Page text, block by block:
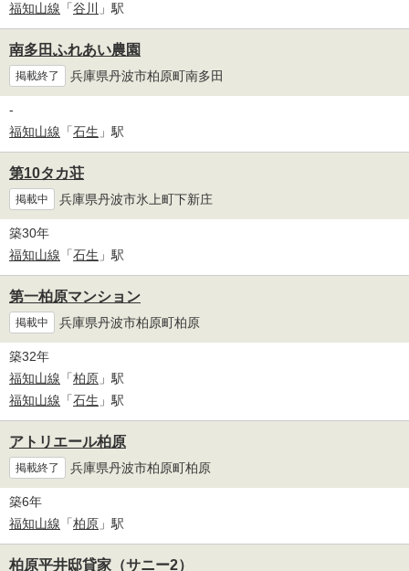
福知山線 「谷川 」駅
南多田ふれあい農園
掲載終了 兵庫県丹波市柏原町南多田
-
福知山線 「石生 」駅
第10タカ荘
掲載中 兵庫県丹波市氷上町下新庄
築30年
福知山線 「石生 」駅
第一柏原マンション
掲載中 兵庫県丹波市柏原町柏原
築32年
福知山線 「柏原 」駅
福知山線 「石生 」駅
アトリエール柏原
掲載終了 兵庫県丹波市柏原町柏原
築6年
福知山線 「柏原 」駅
柏原平井邸貸家（サニー2）